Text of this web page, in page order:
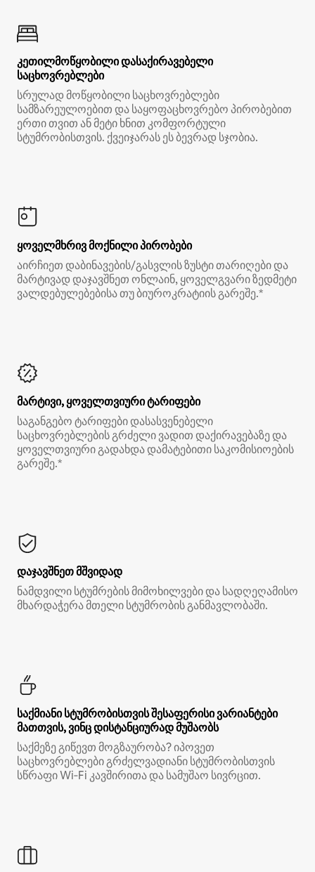
კეთილმოწყობილი დასაქირავებელი
საცხოვრებლები
სრულად მოწყობილი საცხოვრებლები
სამზარეულოებით და საყოფაცხოვრებო პირობებით
ერთი თვით ან მეტი ხნით კომფორტული
სტუმრობისთვის. ქვეიჯარას ეს ბევრად სჯობია.
ყოველმხრივ მოქნილი პირობები
აირჩიეთ დაბინავების/გასვლის ზუსტი თარიღები და
მარტივად დაჯავშნეთ ონლაინ, ყოველგვარი ზედმეტი
ვალდებულებებისა თუ ბიუროკრატიის გარეშე.*
მარტივი, ყოველთვიური ტარიფები
საგანგებო ტარიფები დასასვენებელი
საცხოვრებლების გრძელი ვადით დაქირავებაზე და
ყოველთვიური გადახდა დამატებითი საკომისიოების
გარეშე.*
დაჯავშნეთ მშვიდად
ნამდვილი სტუმრების მიმოხილვები და სადღეღამისო
მხარდაჭერა მთელი სტუმრობის განმავლობაში.
საქმიანი სტუმრობისთვის შესაფერისი ვარიანტები
მათთვის, ვინც დისტანციურად მუშაობს
საქმეზე გიწევთ მოგზაურობა? იპოვეთ
საცხოვრებლები გრძელვადიანი სტუმრობისთვის
სწრაფი Wi‑Fi კავშირითა და სამუშაო სივრცით.